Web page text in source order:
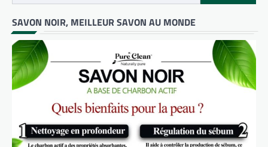
SAVON NOIR, MEILLEUR SAVON AU MONDE